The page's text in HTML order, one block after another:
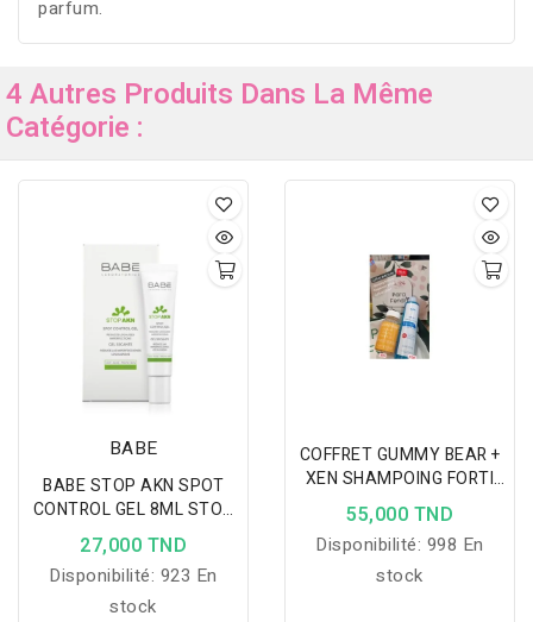
parfum.
4 Autres Produits Dans La Même
Catégorie :
BABE
BABE STOP AKN SPOT
CONTROL GEL 8ML STOP
BOUTON
27,000 TND
Disponibilité: 923 En
stock
COFFRET GUMMY BEAR +
XEN SHAMPOING FORTI
Q10
55,000 TND
Disponibilité: 998 En
stock